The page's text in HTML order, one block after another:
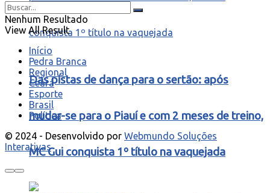
Das pistas de dança para o sertão: após
mudar-se para o Piauí e com 2 meses de treino,
MC Gui conquista 1º título na vaquejada
Nenhum Resultado
View All Result
Início
Pedra Branca
Regional
Ceará
Esporte
Brasil
Política
© 2024 - Desenvolvido por Webmundo Soluções
Interativas